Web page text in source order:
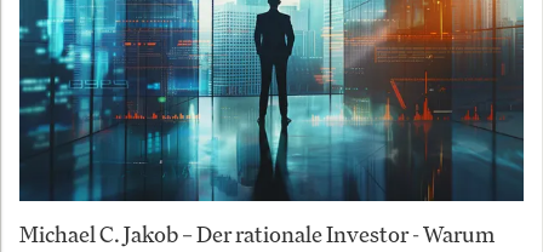
Michael C. Jakob – Der rationale Investor - Warum